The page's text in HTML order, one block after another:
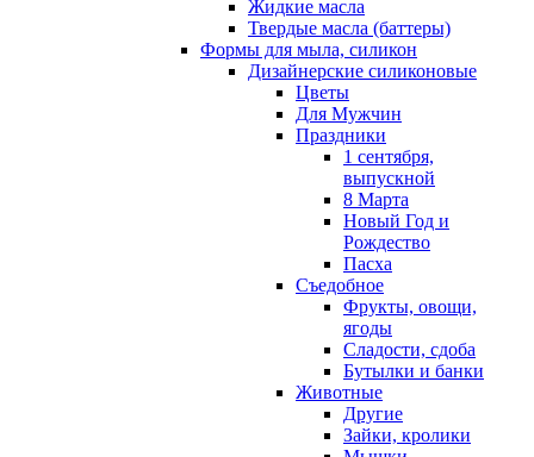
Жидкие масла
Твердые масла (баттеры)
Формы для мыла, силикон
Дизайнерские силиконовые
Цветы
Для Мужчин
Праздники
1 сентября,
выпускной
8 Марта
Новый Год и
Рождество
Пасха
Съедобное
Фрукты, овощи,
ягоды
Сладости, сдоба
Бутылки и банки
Животные
Другие
Зайки, кролики